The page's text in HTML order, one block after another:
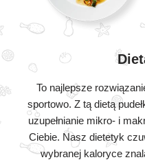
To najlepsze
sportowo. Z tą dietą
uzupełnianie mikro- i
Ciebie. Nasz dietetyk
wybranej kaloryce